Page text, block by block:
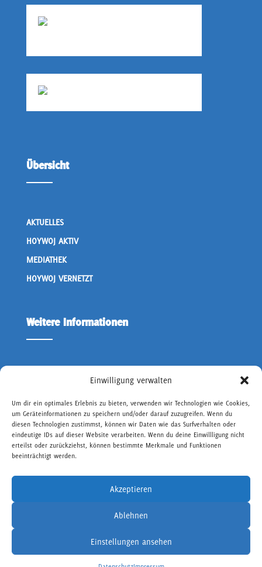
Einwilligung verwalten
Um dir ein optimales Erlebnis zu bieten, verwenden wir Technologien wie Cookies,
um Geräteinformationen zu speichern und/oder darauf zuzugreifen. Wenn du
diesen Technologien zustimmst, können wir Daten wie das Surfverhalten oder
eindeutige IDs auf dieser Website verarbeiten. Wenn du deine Einwillligung nicht
erteilst oder zurückziehst, können bestimmte Merkmale und Funktionen
beeinträchtigt werden.
Akzeptieren
Ablehnen
Einstellungen ansehen
Übersicht
AKTUELLES
HOYWOJ AKTIV
MEDIATHEK
HOYWOJ VERNETZT
Weitere Informationen
IMPRESSUM
DATENSCHUTZ
BARRIEREFREIHEIT